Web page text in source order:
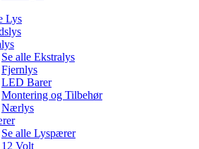
Lys
Se alle Ekstralys
Fjernlys
LED Barer
Montering og Tilbehør
Nærlys
Se alle Lyspærer
12 Volt